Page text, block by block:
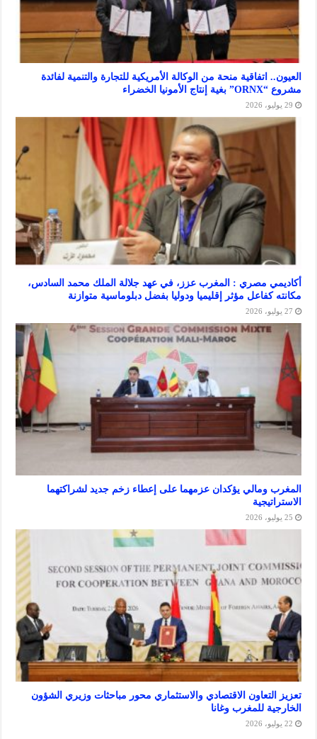
اتفاقية منحة من الوكالة الأمريكية للتجارة والتنمية لفائدة
مصري : المغرب عزز، في عهد جلالة الملك محمد السادس،
مؤثر إقليميا ودوليا بفضل دبلوماسية متوازنة
ومالي يؤكدان عزمهما على إعطاء زخم جديد لشراكتهما
الاقتصادي والاستثماري محور مباحثات وزيري الشؤون
للمغرب وغانا